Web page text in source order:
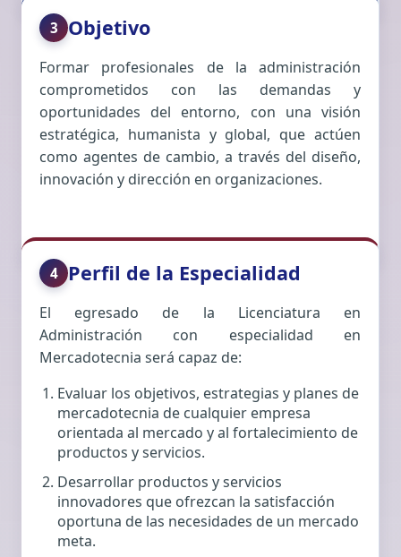
3 Objetivo
Formar profesionales de la administración
comprometidos con las demandas y
oportunidades del entorno, con una visión
estratégica, humanista y global, que actúen
como agentes de cambio, a través del diseño,
innovación y dirección en organizaciones.
4 Perfil de la Especialidad
El egresado de la Licenciatura en
Administración con especialidad en
Mercadotecnia será capaz de:
Evaluar los objetivos, estrategias y planes de
mercadotecnia de cualquier empresa
orientada al mercado y al fortalecimiento de
productos y servicios.
Desarrollar productos y servicios
innovadores que ofrezcan la satisfacción
oportuna de las necesidades de un mercado
meta.